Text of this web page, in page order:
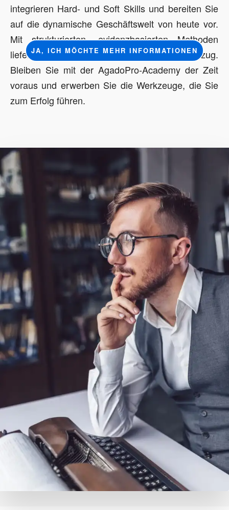
integrieren Hard- und Soft Skills und bereiten Sie
auf die dynamische Geschäftswelt von heute vor.
Mit strukturierten, evidenzbasierten Methoden
liefert jede Sitzung Qualität und Praxisbezug.
Bleiben Sie mit der AgadoPro-Academy der Zeit
voraus und erwerben Sie die Werkzeuge, die Sie
zum Erfolg führen.
JA, ICH MÖCHTE MEHR INFORMATIONEN